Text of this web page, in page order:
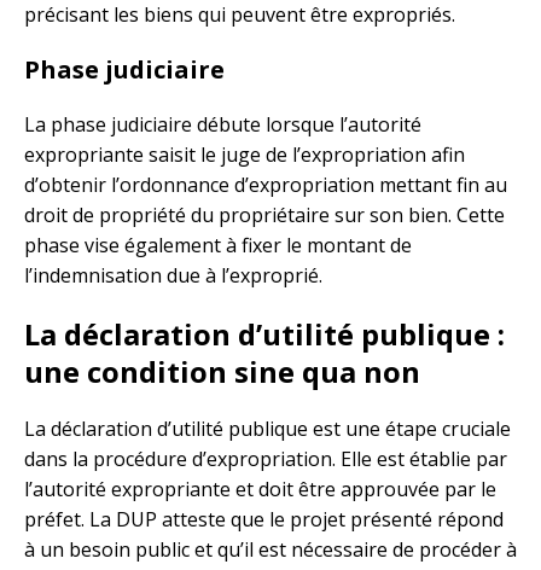
précisant les biens qui peuvent être expropriés.
Phase judiciaire
La phase judiciaire débute lorsque l’autorité
expropriante saisit le juge de l’expropriation afin
d’obtenir l’ordonnance d’expropriation mettant fin au
droit de propriété du propriétaire sur son bien. Cette
phase vise également à fixer le montant de
l’indemnisation due à l’exproprié.
La déclaration d’utilité publique :
une condition sine qua non
La déclaration d’utilité publique est une étape cruciale
dans la procédure d’expropriation. Elle est établie par
l’autorité expropriante et doit être approuvée par le
préfet. La DUP atteste que le projet présenté répond
à un besoin public et qu’il est nécessaire de procéder à